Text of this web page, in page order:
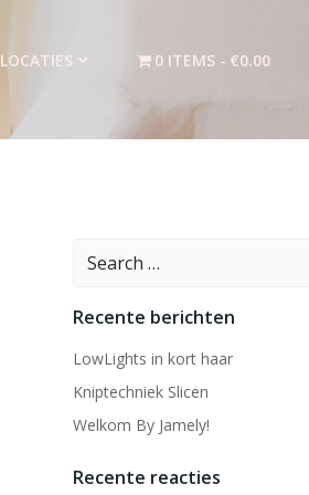
LOCATIES 0 ITEMS €0.00
Search
Recente berichten
LowLights in kort haar
Kniptechniek Slicen
Welkom By Jamely!
Recente reacties